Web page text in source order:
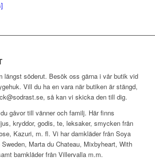
längst söderut. Besök oss gärna i vår butik vid
Vill du ha en vara när butiken är stängd,
så kan vi skicka den till dig.
gåvor till vänner och familj. Här finns
kryddor, godis, te, leksaker, smycken från
Kazuri, m. fl. Vi har damkläder från Soya
Marta du Chateau, Mixbyheart, With
barnkläder från Villervalla m.m.